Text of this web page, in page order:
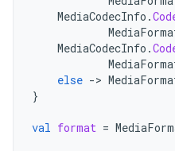
MediaCodecInfo .
MediaCodecInfo .
else ->
}
val format =